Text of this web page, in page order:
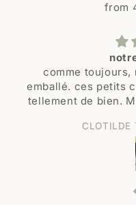
from
comme toujours,
emballé. ces petits
tellement de bien.
CLOTILDE